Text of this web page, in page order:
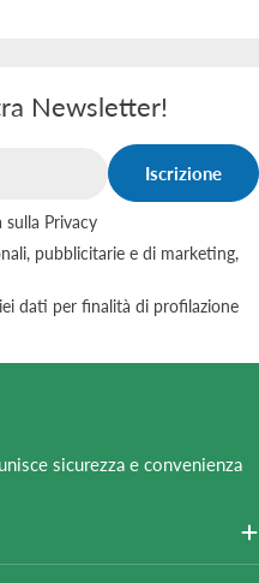
Newsletter!
Iscrizione
Privacy
pubblicitarie e di marketing,
dati per finalità di profilazione
sicurezza e convenienza